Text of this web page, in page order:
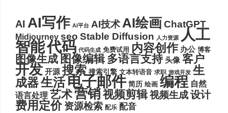
AI AI写作 AI平台 AI技术AI绘画ChatGPT
Midjourney seo Stable Diffusion 人力资源 人工
智能代码 代码生成 免费试用 内容创作 办公 博客
图像生成 图像编辑 多语言支持 头像 客户
开发 开源 搜索 搜索引擎 文本转语音 求职 游戏开发 生
成器生活电子邮件 简历 绘画 编程 自然
语言处理 艺术营销视频剪辑视频生成设计
费用定价 资源检索 配乐 配音